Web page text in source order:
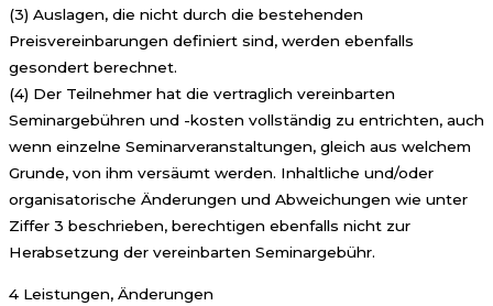
(3) Auslagen, die nicht durch die bestehenden
Preisvereinbarungen definiert sind, werden ebenfalls
gesondert berechnet.
(4) Der Teilnehmer hat die vertraglich vereinbarten
Seminargebühren und -kosten vollständig zu entrichten, auch
wenn einzelne Seminarveranstaltungen, gleich aus welchem
Grunde, von ihm versäumt werden. Inhaltliche und/oder
organisatorische Änderungen und Abweichungen wie unter
Ziffer 3 beschrieben, berechtigen ebenfalls nicht zur
Herabsetzung der vereinbarten Seminargebühr.
4 Leistungen, Änderungen